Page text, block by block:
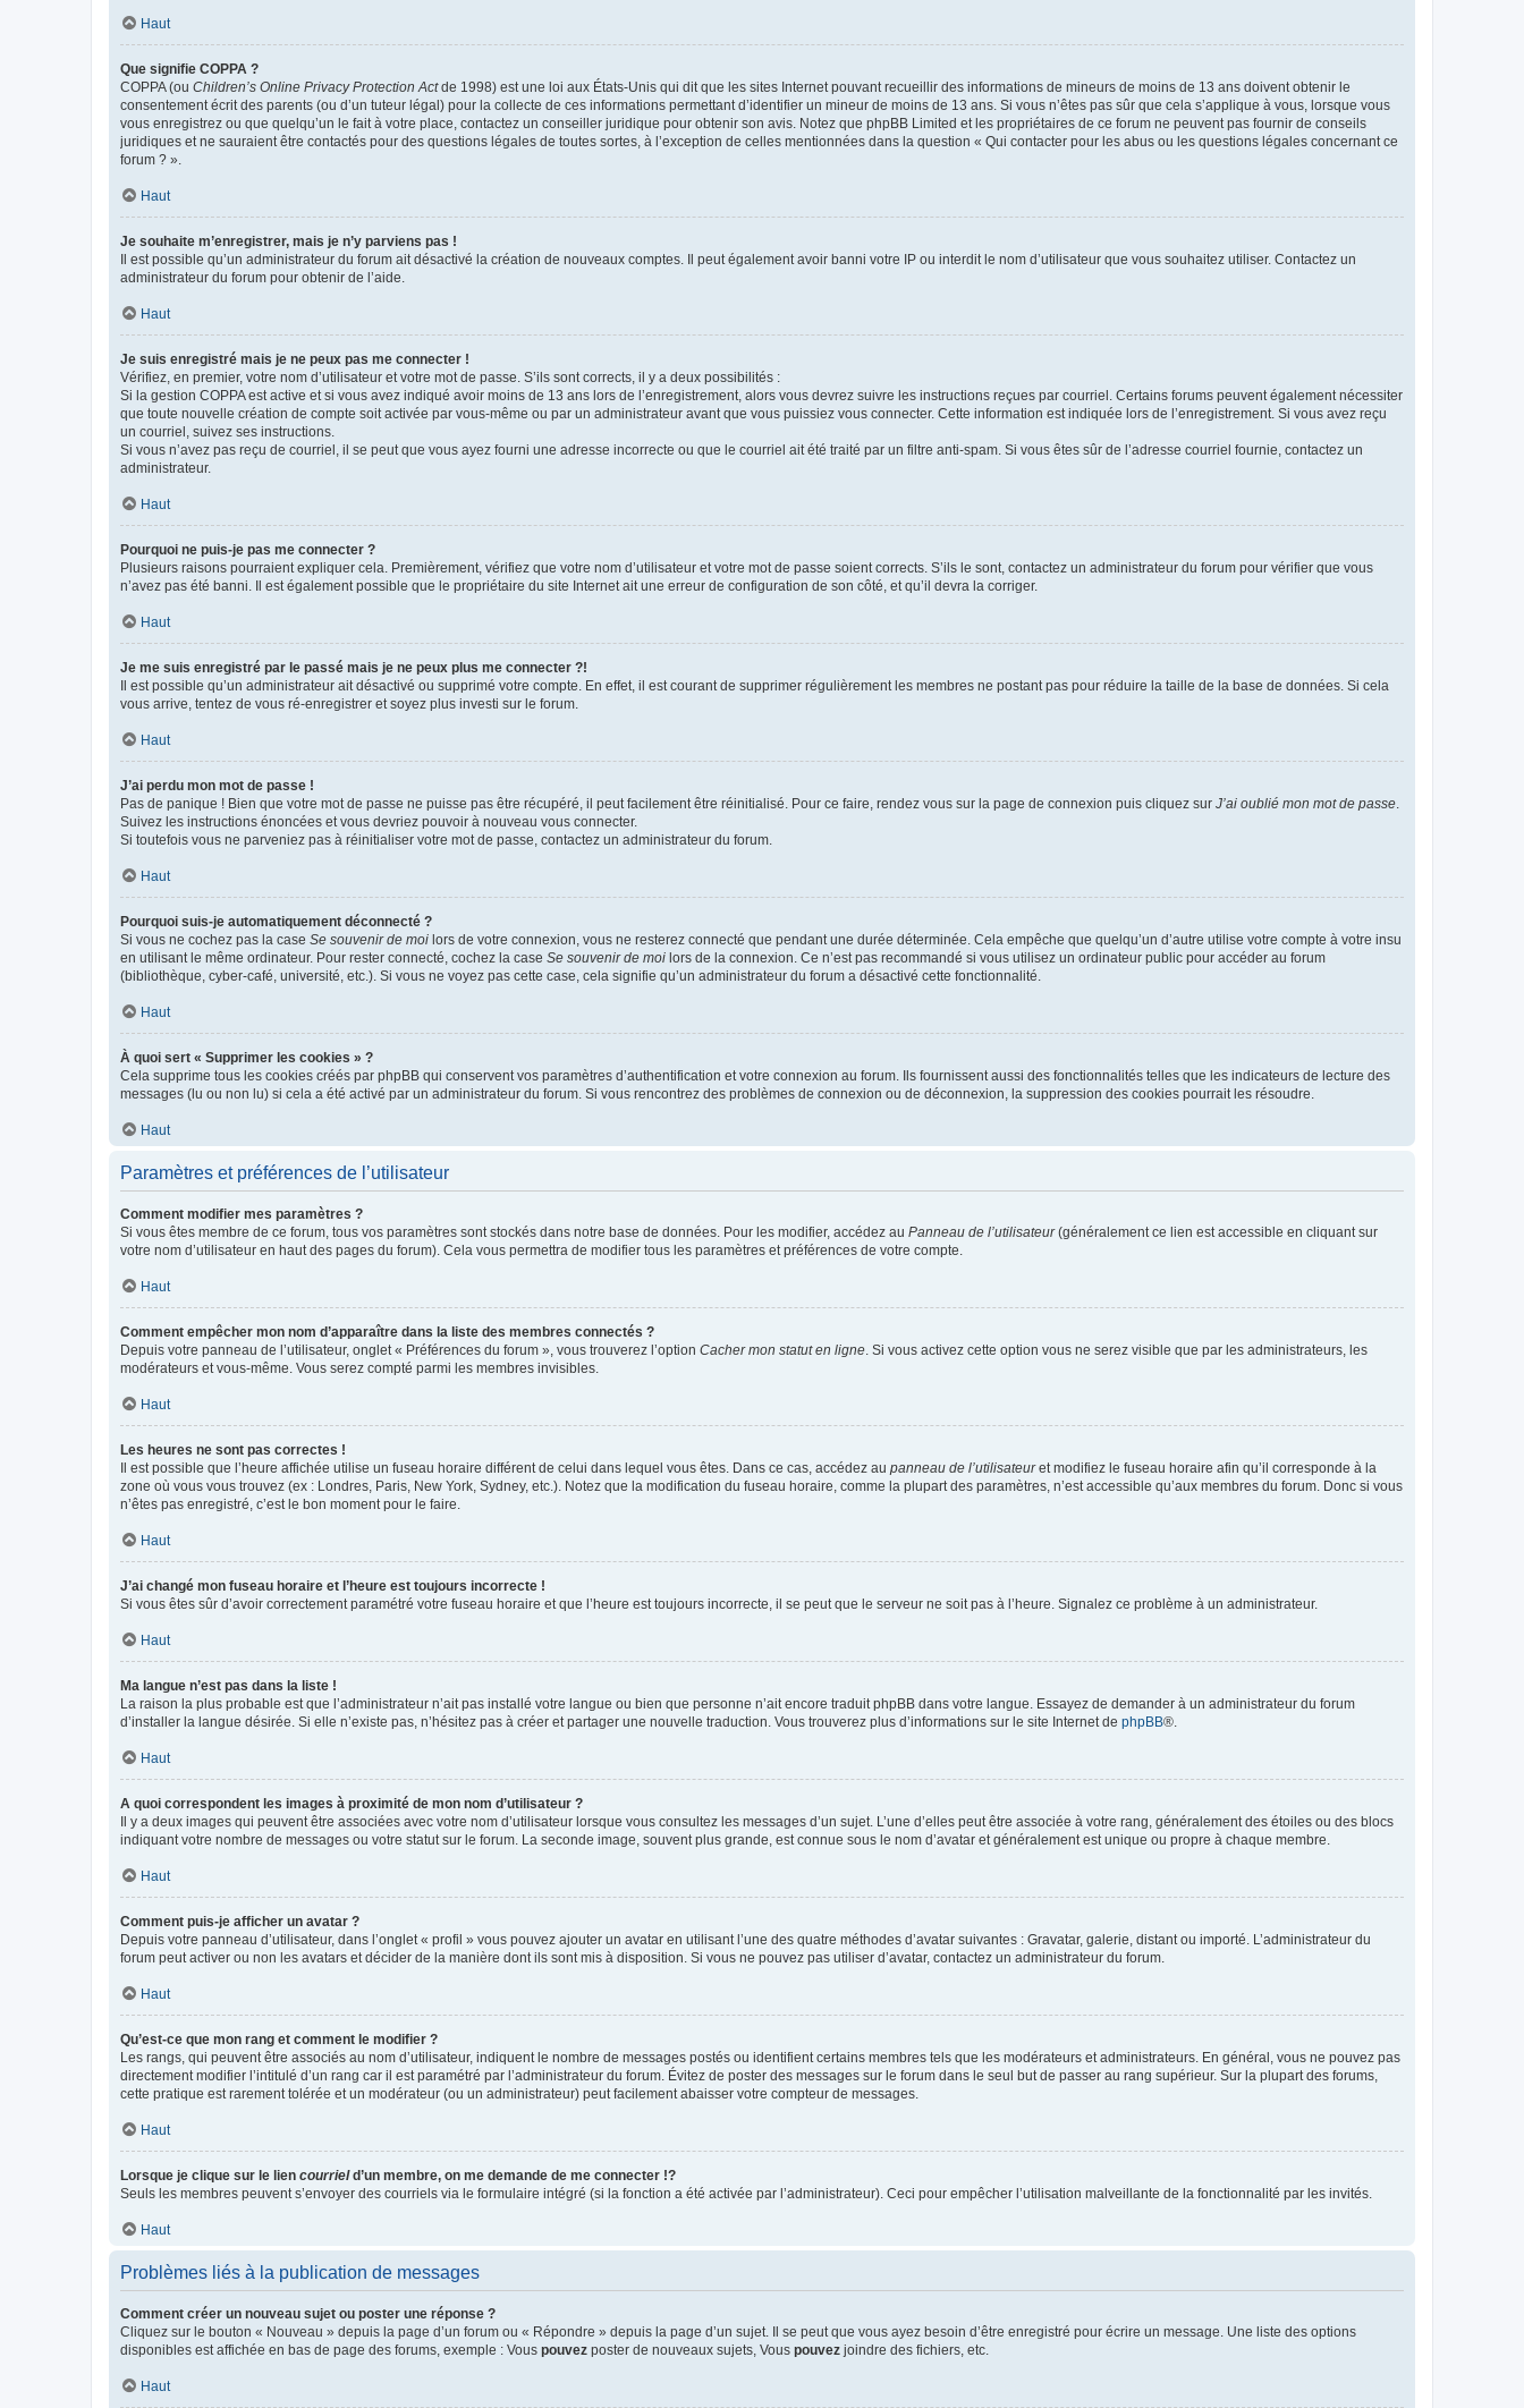
Haut
Que signifie COPPA ?
COPPA (ou Children’s Online Privacy Protection Actde 1998) est une loi aux États-Unis qui dit que les sites Internet pouvant recueillir des informations de mineurs de moins de 13 ans doivent obtenir le
consentement écrit des parents (ou d’un tuteur légal) pour la collecte de ces informations permettant d’identifier un mineur de moins de 13 ans. Si vous n’êtes pas sûr que cela s’applique à vous, lorsque vous
vous enregistrez ou que quelqu’un le fait à votre place, contactez un conseiller juridique pour obtenir son avis. Notez que phpBB Limited et les propriétaires de ce forum ne peuvent pas fournir de conseils
juridiques et ne sauraient être contactés pour des questions légales de toutes sortes, à l’exception de celles mentionnées dans la question « Qui contacter pour les abus ou les questions légales concernant ce
forum ? ».
Haut
Je souhaite m’enregistrer, mais je n’y parviens pas !
Il est possible qu’un administrateur du forum ait désactivé la création de nouveaux comptes. Il peut également avoir banni votre IP ou interdit le nom d’utilisateur que vous souhaitez utiliser. Contactez un
administrateur du forum pour obtenir de l’aide.
Haut
Je suis enregistré mais je ne peux pas me connecter !
Vérifiez, en premier, votre nom d’utilisateur et votre mot de passe. S’ils sont corrects, il y a deux possibilités :
Si la gestion COPPA est active et si vous avez indiqué avoir moins de 13 ans lors de l’enregistrement, alors vous devrez suivre les instructions reçues par courriel. Certains forums peuvent également nécessiter
que toute nouvelle création de compte soit activée par vous-même ou par un administrateur avant que vous puissiez vous connecter. Cette information est indiquée lors de l’enregistrement. Si vous avez reçu
un courriel, suivez ses instructions.
Si vous n’avez pas reçu de courriel, il se peut que vous ayez fourni une adresse incorrecte ou que le courriel ait été traité par un filtre anti-spam. Si vous êtes sûr de l’adresse courriel fournie, contactez un
administrateur.
Haut
Pourquoi ne puis-je pas me connecter ?
Plusieurs raisons pourraient expliquer cela. Premièrement, vérifiez que votre nom d’utilisateur et votre mot de passe soient corrects. S’ils le sont, contactez un administrateur du forum pour vérifier que vous
n’avez pas été banni. Il est également possible que le propriétaire du site Internet ait une erreur de configuration de son côté, et qu’il devra la corriger.
Haut
Je me suis enregistré par le passé mais je ne peux plus me connecter ?!
Il est possible qu’un administrateur ait désactivé ou supprimé votre compte. En effet, il est courant de supprimer régulièrement les membres ne postant pas pour réduire la taille de la base de données. Si cela
vous arrive, tentez de vous ré-enregistrer et soyez plus investi sur le forum.
Haut
J’ai perdu mon mot de passe !
Pas de panique ! Bien que votre mot de passe ne puisse pas être récupéré, il peut facilement être réinitialisé. Pour ce faire, rendez vous sur la page de connexion puis cliquez sur J’ai oublié mon mot de passe.
Suivez les instructions énoncées et vous devriez pouvoir à nouveau vous connecter.
Si toutefois vous ne parveniez pas à réinitialiser votre mot de passe, contactez un administrateur du forum.
Haut
Pourquoi suis-je automatiquement déconnecté ?
Si vous ne cochez pas la case Se souvenir de moi lors de votre connexion, vous ne resterez connecté que pendant une durée déterminée. Cela empêche que quelqu’un d’autre utilise votre compte à votre insu
en utilisant le même ordinateur. Pour rester connecté, cochez la case Se souvenir de moi lors de la connexion. Ce n’est pas recommandé si vous utilisez un ordinateur public pour accéder au forum
(bibliothèque, cyber-café, université, etc.). Si vous ne voyez pas cette case, cela signifie qu’un administrateur du forum a désactivé cette fonctionnalité.
Haut
À quoi sert « Supprimer les cookies » ?
Cela supprime tous les cookies créés par phpBB qui conservent vos paramètres d’authentification et votre connexion au forum. Ils fournissent aussi des fonctionnalités telles que les indicateurs de lecture des
messages (lu ou non lu) si cela a été activé par un administrateur du forum. Si vous rencontrez des problèmes de connexion ou de déconnexion, la suppression des cookies pourrait les résoudre.
Haut
Paramètres et préférences de l’utilisateur
Comment modifier mes paramètres ?
Si vous êtes membre de ce forum, tous vos paramètres sont stockés dans notre base de données. Pour les modifier, accédez au Panneau de l’utilisateur(généralement ce lien est accessible en cliquant sur
votre nom d’utilisateur en haut des pages du forum). Cela vous permettra de modifier tous les paramètres et préférences de votre compte.
Haut
Comment empêcher mon nom d’apparaître dans la liste des membres connectés ?
Depuis votre panneau de l’utilisateur, onglet « Préférences du forum », vous trouverez l’option Cacher mon statut en ligne. Si vous activez cette option vous ne serez visible que par les administrateurs, les
modérateurs et vous-même. Vous serez compté parmi les membres invisibles.
Haut
Les heures ne sont pas correctes !
Il est possible que l’heure affichée utilise un fuseau horaire différent de celui dans lequel vous êtes. Dans ce cas, accédez au panneau de l’utilisateuret modifiez le fuseau horaire afin qu’il corresponde à la
zone où vous vous trouvez (ex : Londres, Paris, New York, Sydney, etc.). Notez que la modification du fuseau horaire, comme la plupart des paramètres, n’est accessible qu’aux membres du forum. Donc si vous
n’êtes pas enregistré, c’est le bon moment pour le faire.
Haut
J’ai changé mon fuseau horaire et l’heure est toujours incorrecte !
Si vous êtes sûr d’avoir correctement paramétré votre fuseau horaire et que l’heure est toujours incorrecte, il se peut que le serveur ne soit pas à l’heure. Signalez ce problème à un administrateur.
Haut
Ma langue n’est pas dans la liste !
La raison la plus probable est que l’administrateur n’ait pas installé votre langue ou bien que personne n’ait encore traduit phpBB dans votre langue. Essayez de demander à un administrateur du forum
d’installer la langue désirée. Si elle n’existe pas, n’hésitez pas à créer et partager une nouvelle traduction. Vous trouverez plus d’informations sur le site Internet de phpBB®.
Haut
A quoi correspondent les images à proximité de mon nom d’utilisateur ?
Il y a deux images qui peuvent être associées avec votre nom d’utilisateur lorsque vous consultez les messages d’un sujet. L’une d’elles peut être associée à votre rang, généralement des étoiles ou des blocs
indiquant votre nombre de messages ou votre statut sur le forum. La seconde image, souvent plus grande, est connue sous le nom d’avatar et généralement est unique ou propre à chaque membre.
Haut
Comment puis-je afficher un avatar ?
Depuis votre panneau d’utilisateur, dans l’onglet « profil » vous pouvez ajouter un avatar en utilisant l’une des quatre méthodes d’avatar suivantes : Gravatar, galerie, distant ou importé. L’administrateur du
forum peut activer ou non les avatars et décider de la manière dont ils sont mis à disposition. Si vous ne pouvez pas utiliser d’avatar, contactez un administrateur du forum.
Haut
Qu’est-ce que mon rang et comment le modifier ?
Les rangs, qui peuvent être associés au nom d’utilisateur, indiquent le nombre de messages postés ou identifient certains membres tels que les modérateurs et administrateurs. En général, vous ne pouvez pas
directement modifier l’intitulé d’un rang car il est paramétré par l’administrateur du forum. Évitez de poster des messages sur le forum dans le seul but de passer au rang supérieur. Sur la plupart des forums,
cette pratique est rarement tolérée et un modérateur (ou un administrateur) peut facilement abaisser votre compteur de messages.
Haut
Lorsque je clique sur le lien courrield’un membre, on me demande de me connecter !?
Seuls les membres peuvent s’envoyer des courriels via le formulaire intégré (si la fonction a été activée par l’administrateur). Ceci pour empêcher l’utilisation malveillante de la fonctionnalité par les invités.
Haut
Problèmes liés à la publication de messages
Comment créer un nouveau sujet ou poster une réponse ?
Cliquez sur le bouton « Nouveau » depuis la page d’un forum ou « Répondre » depuis la page d’un sujet. Il se peut que vous ayez besoin d’être enregistré pour écrire un message. Une liste des options
disponibles est affichée en bas de page des forums, exemple : Vous pouvez poster de nouveaux sujets, Vous pouvez joindre des fichiers, etc.
Haut